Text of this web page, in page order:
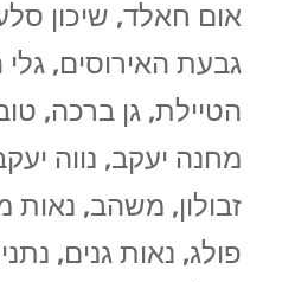
אום חאלד, שיכון
גבעת האירוסים, גלי
הטיילת, גן ברכה,
מחנה יעקב, נווה
זבולון, משהב, נאות
פולג, נאות גנים,